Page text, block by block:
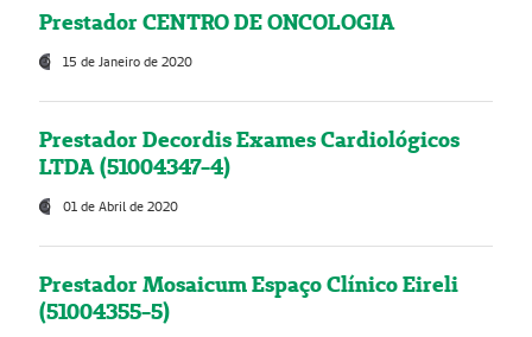
Prestador CENTRO DE ONCOLOGIA
15 de Janeiro de 2020
Prestador Decordis Exames Cardiológicos
LTDA (51004347-4)
01 de Abril de 2020
Prestador Mosaicum Espaço Clínico Eireli
(51004355-5)